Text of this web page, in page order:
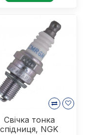
Свічка тонка
спідниця, NGK